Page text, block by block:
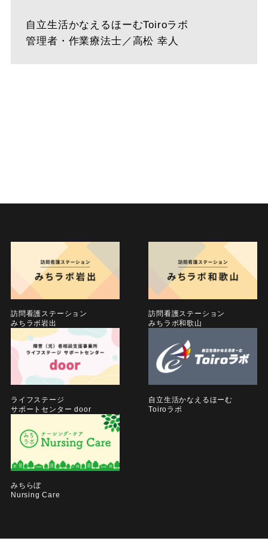
自立生活かなえるほーむToiroラボ
管理者・作業療法士／高松 幸人
訪問看護ステーション
みちラボ岩出
訪問看護ステーション
みちラボ和歌山
ライフステージ
サポートセンター door
自立生活かなえるほーむ
Toiroラボ
みちらぼ
Nursing Care